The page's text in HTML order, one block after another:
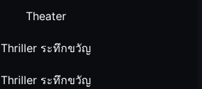
Theater
Thriller ระทึกขวัญ
Thriller ระทึกขวัญ